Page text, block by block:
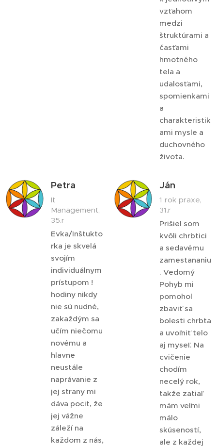
vzťahom
medzi
štruktúrami a
časťami
hmotného
tela a
udalosťami,
spomienkami
a
charakteristik
ami mysle a
duchovného
života.
Petra
It
Management,
35.r
Evka/Inštukto
rka je skvelá
svojím
individuálnym
prístupom !
hodiny nikdy
nie sú nudné,
zakaždým sa
učím niečomu
novému a
hlavne
neustále
naprávanie z
jej strany mi
dáva pocit, že
jej vážne
záleží na
každom z nás,
Ján
1 rok praxe,
31.r
Prišiel som
kvôli chrbtici
a sedavému
zamestananiu
. Vedomý
Pohyb mi
pomohol
zbaviť sa
bolesti chrbta
a uvoľniť telo
aj myseľ. Na
cvičenie
chodím
necelý rok,
takže zatiaľ
mám veľmi
málo
skúseností,
ale z každej